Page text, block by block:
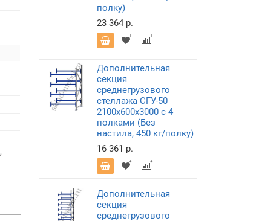
,
полку)
23 364 р.
Дополнительная
секция
среднегрузового
стеллажа СГУ-50
2100х600х3000 с 4
полками (Без
настила, 450 кг/полку)
16 361 р.
Дополнительная
секция
среднегрузового